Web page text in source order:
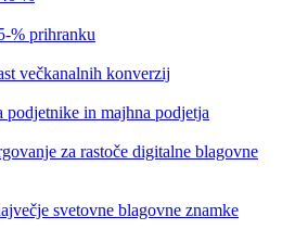
% prihranku
večkanalnih konverzij
podjetnike in majhna podjetja
za rastoče digitalne blagovne
svetovne blagovne znamke